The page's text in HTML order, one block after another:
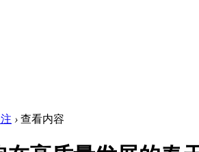
› 查看内容